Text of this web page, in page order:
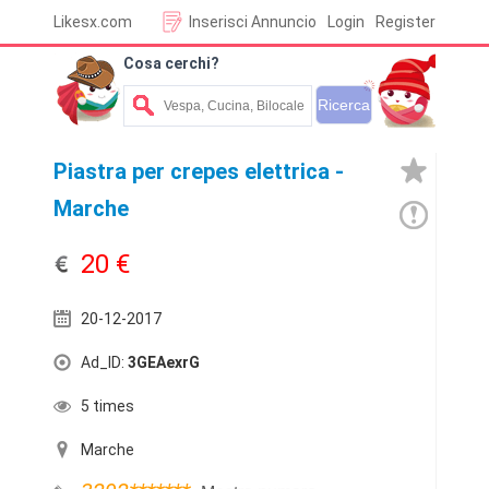
Likesx.com Login Register
Inserisci Annuncio
Cosa cerchi?
Piastra per crepes elettrica -
Marche
20 €
20-12-2017
Ad_ID: 3GEAexrG
5 times
Marche